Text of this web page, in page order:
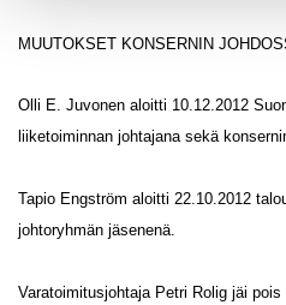
MUUTOKSET KONSERNIN
Olli E. Juvonen aloitti 10.12.2012
liiketoiminnan johtajana sekä
Tapio Engström aloitti 22.10.2012
johtoryhmän jäsenenä.
Varatoimitusjohtaja Petri Rolig jäi